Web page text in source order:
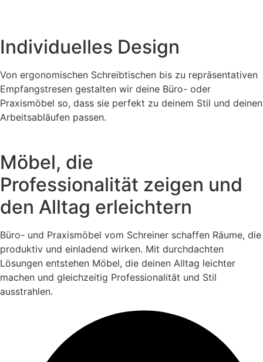
Individuelles Design
Von ergonomischen Schreibtischen bis zu repräsentativen
Empfangstresen gestalten wir deine Büro- oder
Praxismöbel so, dass sie perfekt zu deinem Stil und deinen
Arbeitsabläufen passen.
Möbel, die
Professionalität zeigen und
den Alltag erleichtern
Büro- und Praxismöbel vom Schreiner schaffen Räume, die
produktiv und einladend wirken. Mit durchdachten
Lösungen entstehen Möbel, die deinen Alltag leichter
machen und gleichzeitig Professionalität und Stil
ausstrahlen.